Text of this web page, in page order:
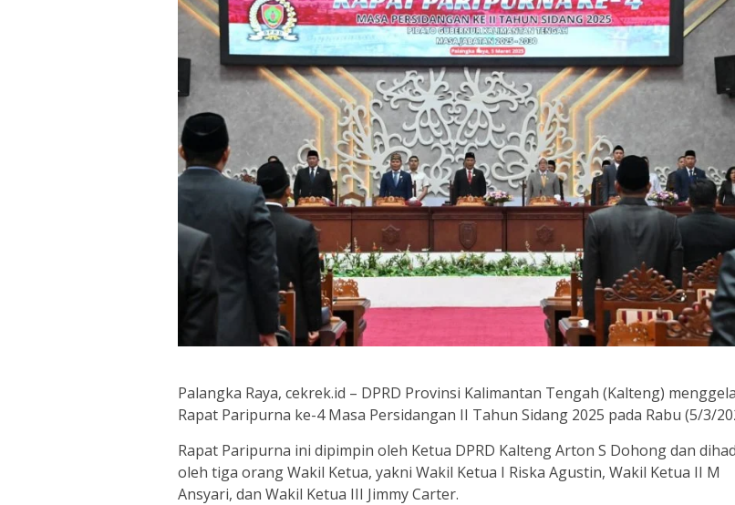
Palangka Raya, cekrek.id – DPRD Provinsi Kalimantan Tengah (Kalteng)
Rapat Paripurna ke-4 Masa Persidangan II Tahun Sidang 2025 pada Rabu (5/3/
Rapat Paripurna ini dipimpin oleh Ketua DPRD Kalteng Arton S Dohong dan
oleh tiga orang Wakil Ketua, yakni Wakil Ketua I Riska Agustin, Wakil Ketua II M
Ansyari, dan Wakil Ketua III Jimmy Carter.